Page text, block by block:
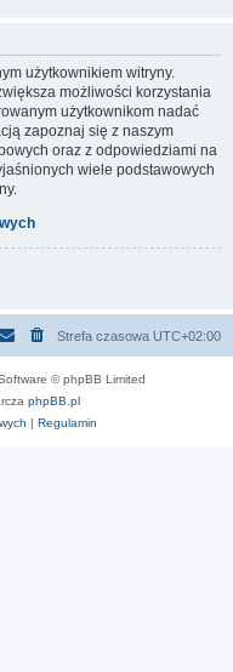
użytkownikiem witryny.
możliwości korzystania
użytkownikom nadać
zapoznaj się z naszym
oraz z odpowiedziami na
wiele podstawowych
Strefa czasowa UTC+02:00
© phpBB Limited
phpBB.pl
| Regulamin